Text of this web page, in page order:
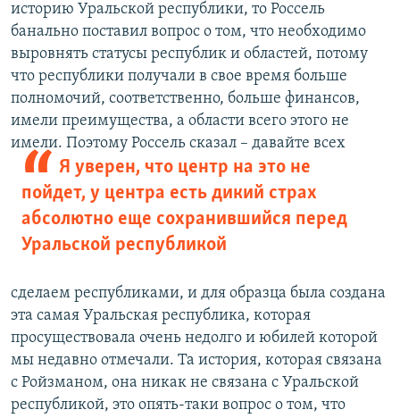
историю Уральской республики, то Россель
банально поставил вопрос о том, что необходимо
выровнять статусы республик и областей, потому
что республики получали в свое время больше
полномочий, соответственно, больше финансов,
имели преимущества, а области всего этого не
имели.
Я уверен, что центр на это не
пойдет, у центра есть дикий страх
абсолютно еще сохранившийся перед
Уральской республикой
Поэтому Россель сказал – давайте всех
сделаем республиками, и для образца была создана
эта самая Уральская республика, которая
просуществовала очень недолго и юбилей которой
мы недавно отмечали. Та история, которая связана
с Ройзманом, она никак не связана с Уральской
республикой, это опять-таки вопрос о том, что